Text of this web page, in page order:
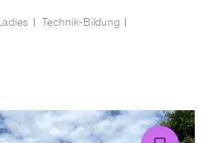
Technik-Bildung